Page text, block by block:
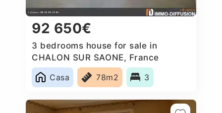
92 650€
3 bedrooms house for sale in
CHALON SUR SAONE, France
Casa
78m2 3